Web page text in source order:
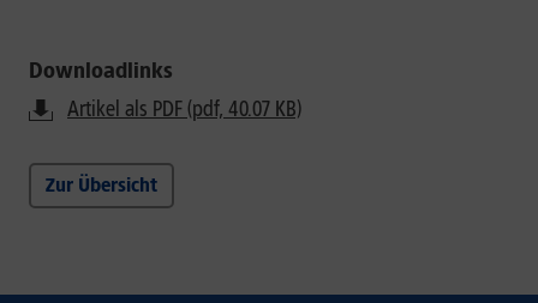
Downloadlinks
Artikel als PDF (pdf, 40.07 KB)
Zur Übersicht